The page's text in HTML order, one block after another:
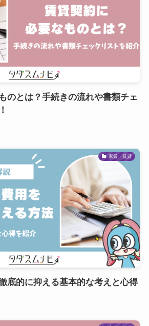
のとは？手続きの流れや書類チェ
家賃・賃貸
底的に抑える基本的な考えと心得